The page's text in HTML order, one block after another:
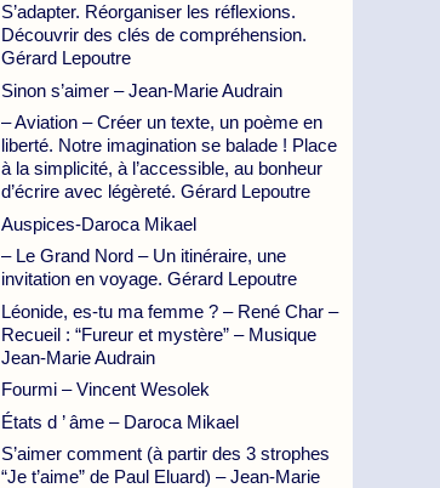
S’adapter. Réorganiser les réflexions.
Découvrir des clés de compréhension.
Gérard Lepoutre
Sinon s’aimer – Jean-Marie Audrain
– Aviation – Créer un texte, un poème en
liberté. Notre imagination se balade ! Place
à la simplicité, à l’accessible, au bonheur
d’écrire avec légèreté. Gérard Lepoutre
Auspices-Daroca Mikael
– Le Grand Nord – Un itinéraire, une
invitation en voyage. Gérard Lepoutre
Léonide, es-tu ma femme ? – René Char –
Recueil : “Fureur et mystère” – Musique
Jean-Marie Audrain
Fourmi – Vincent Wesolek
États d ’ âme – Daroca Mikael
S’aimer comment (à partir des 3 strophes
“Je t’aime” de Paul Eluard) – Jean-Marie